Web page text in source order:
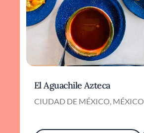
El Aguachile Azteca
CIUDAD DE MÉXICO, MÉXICO